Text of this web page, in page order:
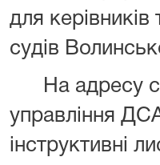
для керівників
судів
На адресу
управління
інструктивні